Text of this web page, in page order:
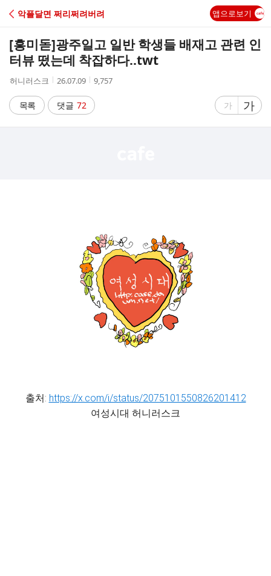
C
A
악플달면 쩌리쩌려버려 앱으로보기
[흥미돋]광주일고 일반 학생들 배재고 관련 인
터뷰 떴는데 착잡하다..twt
작
자
허니러스크
작
시
간
26.07.09
조
수
9,757
목록 댓글 72
글
가
글
자
가
출처: https://x.com/i/status/2075101550826201412
여성시대 허니러스크